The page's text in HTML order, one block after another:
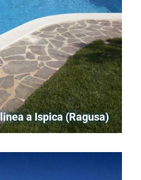
a Ispica (Ragusa)
e fontana